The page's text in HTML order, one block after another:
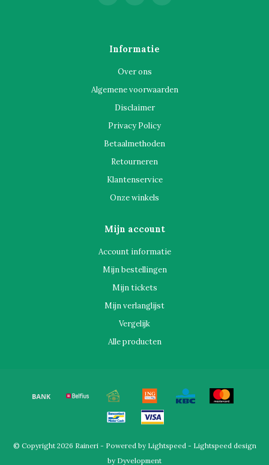
Informatie
Over ons
Algemene voorwaarden
Disclaimer
Privacy Policy
Betaalmethoden
Retourneren
Klantenservice
Onze winkels
Mijn account
Account informatie
Mijn bestellingen
Mijn tickets
Mijn verlanglijst
Vergelijk
Alle producten
© Copyright 2026 Raineri - Powered by Lightspeed - Lightspeed design
by Dyvelopment